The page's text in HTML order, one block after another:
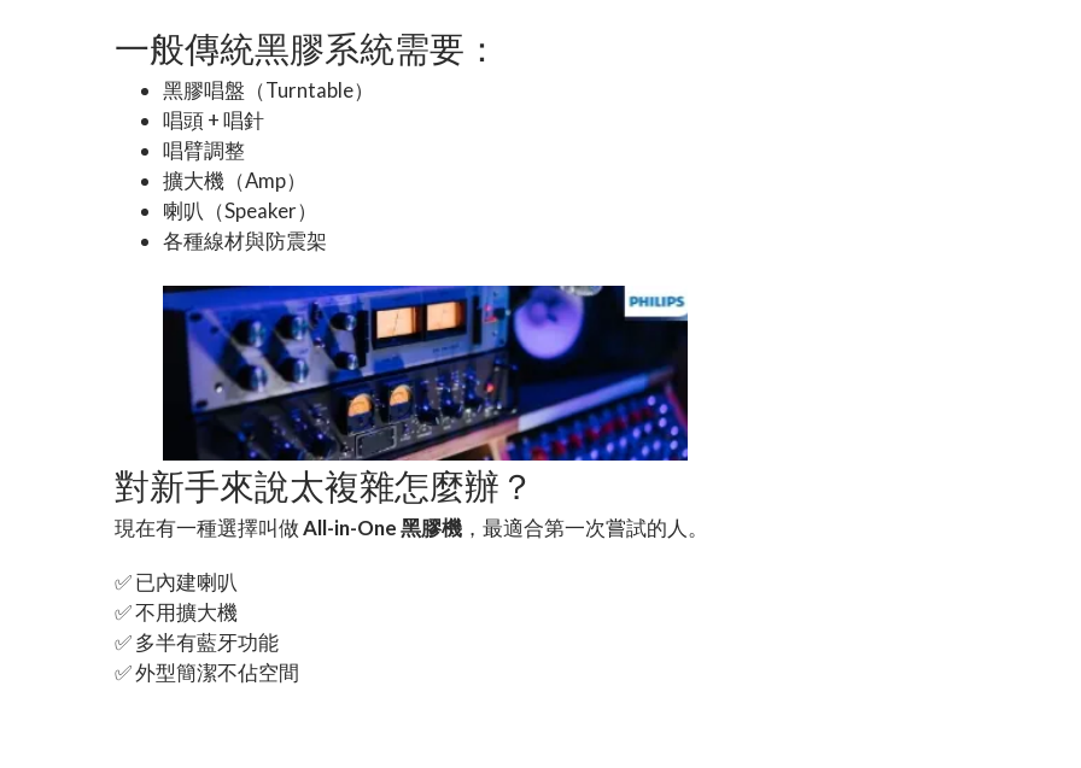
一般傳統黑膠系統需要：
黑膠唱盤（Turntable）
唱頭 + 唱針
唱臂調整
擴大機（Amp）
喇叭（Speaker）
各種線材與防震架
對新手來說太複雜怎麼辦？
現在有一種選擇叫做All-in-One 黑膠機 ，最適合第一次嘗試的人。
✅ 已內建喇叭
✅ 不用擴大機
✅ 多半有藍牙功能
✅ 外型簡潔不佔空間